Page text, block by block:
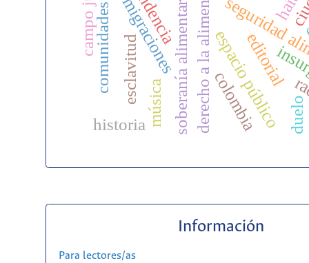
editorial
derecho a la alimentaciónseguridad
soberanía alimentaria
migraciones
esclavitud espacio público
colombia
música
historia duelo
Información
Para lectores/as